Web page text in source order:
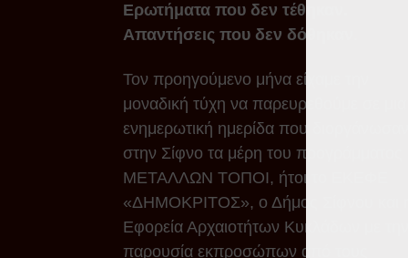
Ερωτήματα που δεν τέθηκαν.
Απαντήσεις που δεν δόθηκαν
Τον προηγούμενο μήνα είχαμε την
μοναδική τύχη να παρευρεθούμε σε μια
ενημερωτική ημερίδα που διοργάνωσαν
στην Σίφνο τα μέρη του προγράμματος
ΜΕΤΑΛΛΩΝ ΤΟΠΟΙ, ήτοι το ΕΚΕΦΕ
«ΔΗΜΟΚΡΙΤΟΣ», ο Δήμος Σίφνου και η
Εφορεία Αρχαιοτήτων Κυκλάδων με την
παρουσία εκπροσώπων από τους